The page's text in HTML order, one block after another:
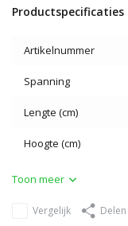
Productspecificaties
Artikelnummer
Spanning
Lengte (cm)
Hoogte (cm)
Toon meer
Vergelijk Delen